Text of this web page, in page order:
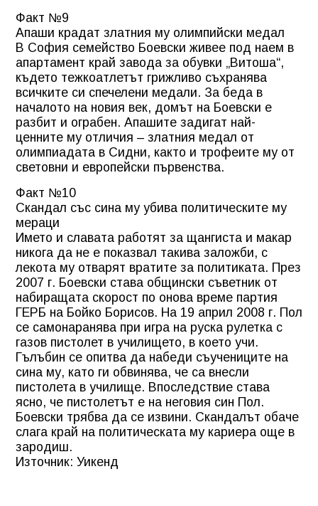
Факт №9
Апаши крадат златния му олимпийски медал
В София семейство Боевски живее под наем в
апартамент край завода за обувки „Витоша“,
където тежкоатлетът грижливо съхранява
всичките си спечелени медали. За беда в
началото на новия век, домът на Боевски е
разбит и ограбен. Апашите задигат най-
ценните му отличия – златния медал от
олимпиадата в Сидни, както и трофеите му от
световни и европейски първенства.
Факт №10
Скандал със сина му убива политическите му
мераци
Името и славата работят за щангиста и макар
никога да не е показвал такива заложби, с
лекота му отварят вратите за политиката. През
2007 г. Боевски става общински съветник от
набиращата скорост по онова време партия
ГЕРБ на Бойко Борисов. На 19 април 2008 г. Пол
се самонаранява при игра на руска рулетка с
газов пистолет в училището, в което учи.
Гълъбин се опитва да набеди съучениците на
сина му, като ги обвинява, че са внесли
пистолета в училище. Впоследствие става
ясно, че пистолетът е на неговия син Пол.
Боевски трябва да се извини. Скандалът обаче
слага край на политическата му кариера още в
зародиш.
Източник: Уикенд